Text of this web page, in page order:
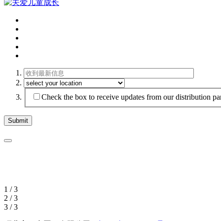
Check the box to receive updates from our distribution
1 / 3
2 / 3
3 / 3